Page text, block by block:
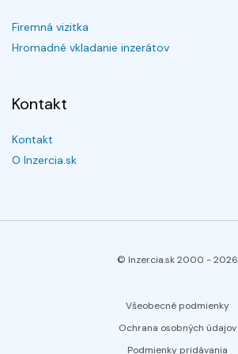
Firemná vizitka
Hromadné vkladanie inzerátov
Kontakt
Kontakt
O Inzercia.sk
© Inzercia.sk 2000 -2026
Všeobecné podmienky
Ochrana osobných údajov
Podmienky pridávania